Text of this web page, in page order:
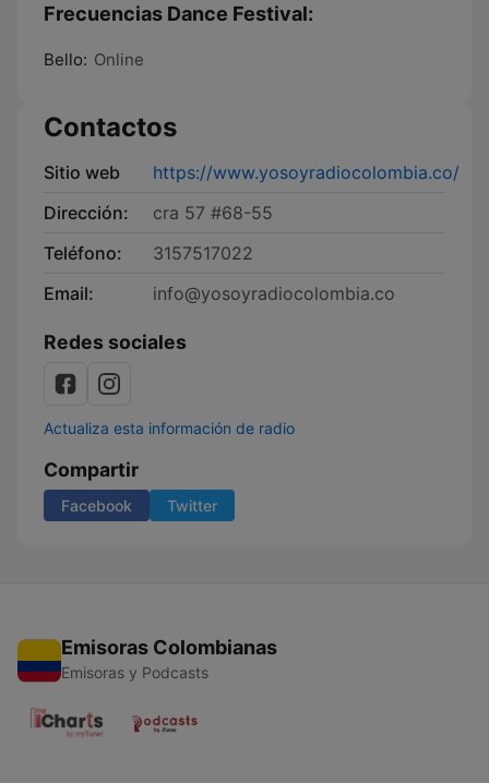
Frecuencias Dance Festival:
Bello: Online
Contactos
Sitio web
https://www.yosoyradiocolombia.co/
Dirección:
cra 57 #68-55
Teléfono:
3157517022
Email:
info@yosoyradiocolombia.co
Redes sociales
Actualiza esta información de radio
Compartir
Facebook Twitter
Emisoras Colombianas
Emisoras y Podcasts